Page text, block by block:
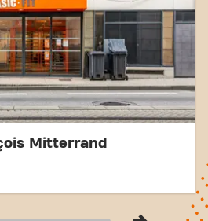
atteindre vos objectifs de
été aussi simple. Venez
Charles Darwin in
de notre communauté
Mitterrand